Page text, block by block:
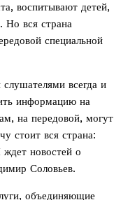
воспитывают детей,
Но вся страна
специальной
всегда и
информацию на
на передовой, могут
стоит вся страна:
новостей о
Соловьев.
объединяющие